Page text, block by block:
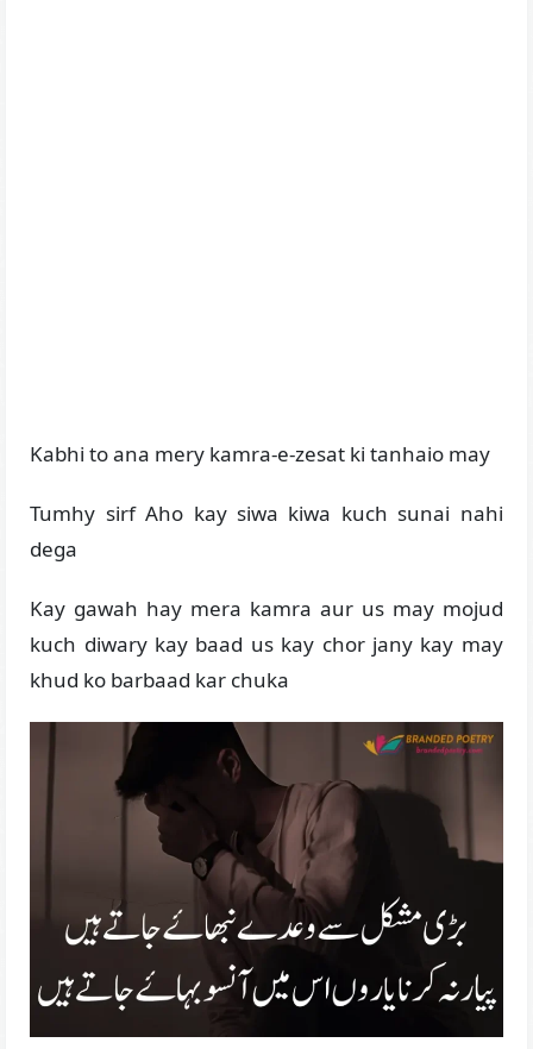
Kabhi to ana mery kamra-e-zesat ki tanhaio may
Tumhy sirf Aho kay siwa kiwa kuch sunai nahi
dega
Kay gawah hay mera kamra aur us may mojud
kuch diwary kay baad us kay chor jany kay may
khud ko barbaad kar chuka